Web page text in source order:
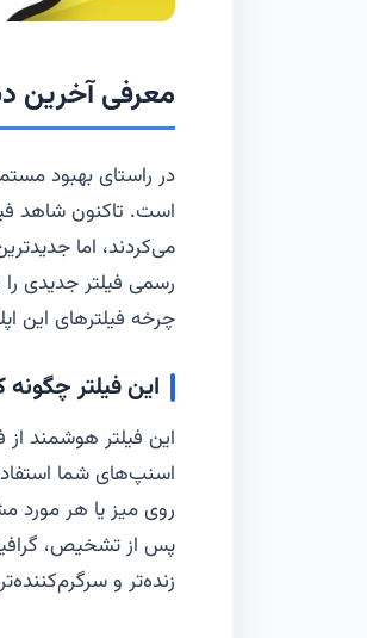
معرفی آخرین
در راستای بهبود
است. تاکنون شاهد
می‌کردند، اما
رسمی فیلتر جدیدی
چرخه فیلترهای این
این فیلتر چگونه
اسنپ‌های شما
روی میز یا هر مورد
پس از تشخیص،
زنده‌تر و